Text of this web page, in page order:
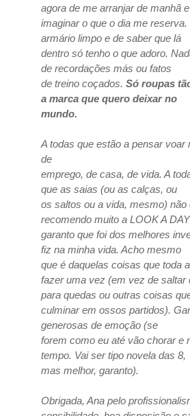
agora de me arranjar de manhã
imaginar o que o dia me
armário limpo e de saber que lá
dentro só tenho o que adoro.
de recordações más ou fatos
de treino coçados. Só roupas
a marca que quero deixar no
mundo.
A todas que estão a pensar voar
de
emprego, de casa, de vida. A
que as saias (ou as calças, ou
os saltos ou a vida, mesmo) não
recomendo muito a LOOK A
garanto que foi dos melhores
fiz na minha vida. Acho mesmo
que é daquelas coisas que toda
fazer uma vez (em vez de saltar
para quedas ou outras coisas
culminar em ossos partidos).
generosas de emoção (se
forem como eu até vão chorar e
tempo. Vai ser tipo novela das 8,
mas melhor, garanto).
Obrigada, Ana pelo